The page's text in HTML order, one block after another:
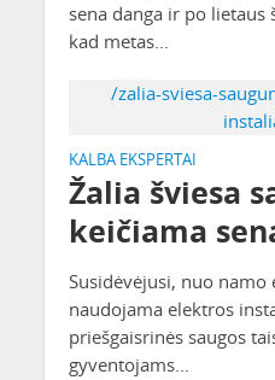
sena danga ir po
kad metas...
/zalia-sviesa-
KALBA EKSPERTAI
Žalia šviesa
keičiama
Susidėvėjusi, nuo
naudojama elektros
priešgaisrinės saugos
gyventojams...